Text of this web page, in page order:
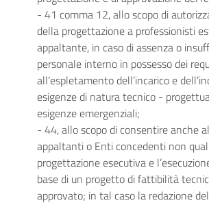
- 41 comma 12, allo scopo di
della progettazione a professionisti
appaltante, in caso di assenza o
personale interno in possesso dei
all’espletamento dell’incarico e
esigenze di natura tecnico -
esigenze emergenziali;
- 44, allo scopo di consentire anche
appaltanti o Enti concedenti non
progettazione esecutiva e
base di un progetto di fattibilità
approvato; in tal caso la redazione